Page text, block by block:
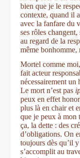
bien que je le
contexte, quand il
avec la fanfare du
ses rôles
au regard de la
même
Mortel comme
fait acteur
nécessairement
Le mort n’est pas
peux en effet
plus là en chair et
que je peux à mon
ça, la dette : des
d’obligations. On
toujours dès qu’il
s’accomplit au